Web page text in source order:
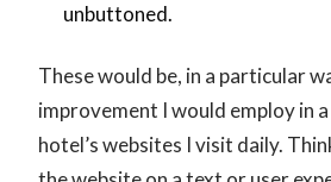
unbuttoned.
These would be, in a particular
improvement I would employ in
hotel’s websites I visit daily.